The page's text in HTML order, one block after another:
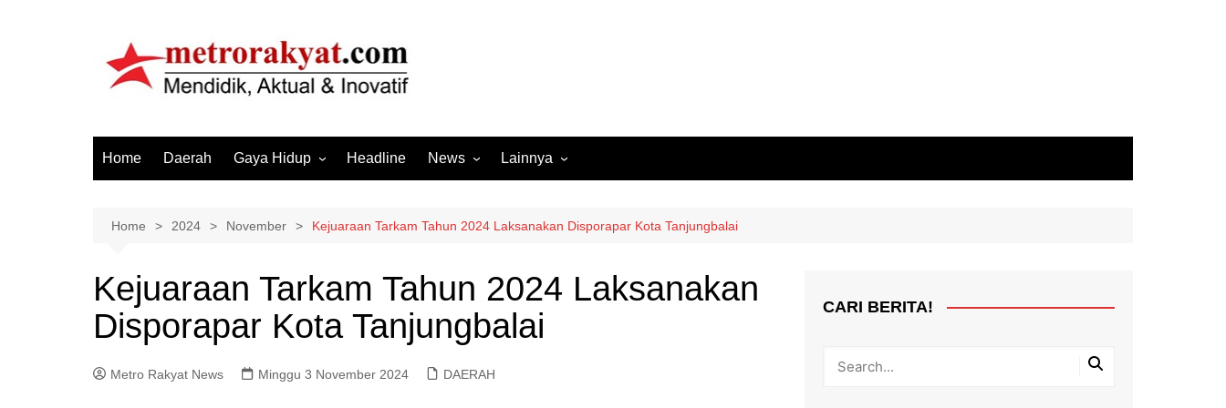
Home Daerah Gaya Hidup
Hiburan
Olahraga
Otomotif
Headline News
Internasional
Lintas Koramil – MS
Megapolitan
Nasional
Ormas
Lainnya
Ekbis
Opini
Pendidikan
Home 2024 November Kejuaraan Tarkam Tahun 2024 Laksanakan Disporapar Kota Tanjungbalai
Kejuaraan Tarkam Tahun 2024 Laksanakan
Disporapar Kota Tanjungbalai
Metro Rakyat News Minggu 3 November 2024 DAERAH
CARI BERITA!